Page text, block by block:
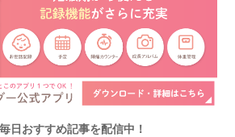
日おすすめ記事を配信中！